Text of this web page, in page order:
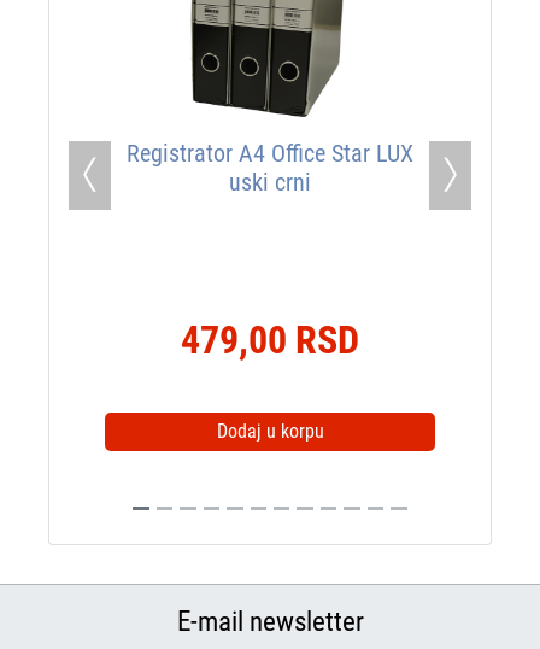
Registrator A4 Office Star LUX
uski crni
479,00 RSD
Dodaj u korpu
Previous Next
E-mail newsletter